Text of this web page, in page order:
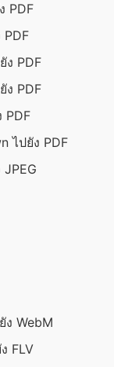
PDF
PDF
ง PDF
ง PDF
PDF
ไปยัง PDF
JPEG
ง WebM
FLV